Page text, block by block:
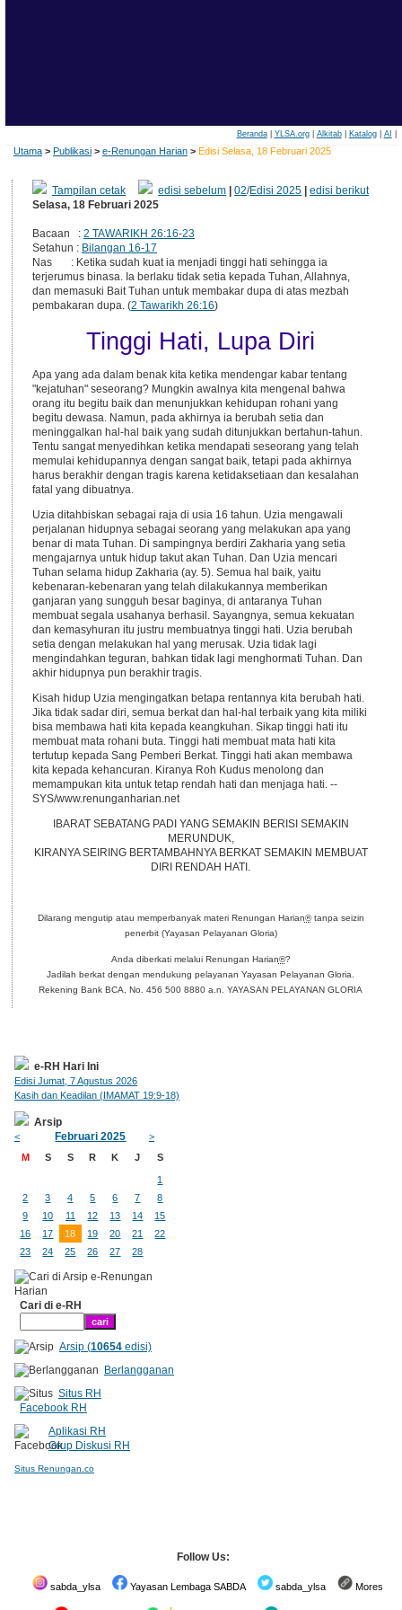
Beranda| YLSA.org| Alkitab| Katalog| AI
Utama > Publikasi > e-Renungan Harian > Edisi Selasa, 18 Februari 2025
Tampilan cetak edisi sebelum |02/Edisi 2025 |edisi berikut
Selasa, 18 Februari 2025
Bacaan : 2 TAWARIKH 26:16-23
Setahun : Bilangan 16-17
Nas : Ketika sudah kuat ia menjadi tinggi hati sehingga ia
terjerumus binasa. Ia berlaku tidak setia kepada Tuhan, Allahnya,
dan memasuki Bait Tuhan untuk membakar dupa di atas mezbah
pembakaran dupa. (2 Tawarikh 26:16)
Tinggi Hati, Lupa Diri
Apa yang ada dalam benak kita ketika mendengar kabar tentang
"kejatuhan" seseorang? Mungkin awalnya kita mengenal bahwa
orang itu begitu baik dan menunjukkan kehidupan rohani yang
begitu dewasa. Namun, pada akhirnya ia berubah setia dan
meninggalkan hal-hal baik yang sudah ditunjukkan bertahun-tahun.
Tentu sangat menyedihkan ketika mendapati seseorang yang telah
memulai kehidupannya dengan sangat baik, tetapi pada akhirnya
harus berakhir dengan tragis karena ketidaksetiaan dan kesalahan
fatal yang dibuatnya.
Uzia ditahbiskan sebagai raja di usia 16 tahun. Uzia mengawali
perjalanan hidupnya sebagai seorang yang melakukan apa yang
benar di mata Tuhan. Di sampingnya berdiri Zakharia yang setia
mengajarnya untuk hidup takut akan Tuhan. Dan Uzia mencari
Tuhan selama hidup Zakharia (ay. 5). Semua hal baik, yaitu
kebenaran-kebenaran yang telah dilakukannya memberikan
ganjaran yang sungguh besar baginya, di antaranya Tuhan
membuat segala usahanya berhasil. Sayangnya, semua kekuatan
dan kemasyhuran itu justru membuatnya tinggi hati. Uzia berubah
setia dengan melakukan hal yang merusak. Uzia tidak lagi
mengindahkan teguran, bahkan tidak lagi menghormati Tuhan. Dan
akhir hidupnya pun berakhir tragis.
Kisah hidup Uzia mengingatkan betapa rentannya kita berubah hati.
Jika tidak sadar diri, semua berkat dan hal-hal terbaik yang kita miliki
bisa membawa hati kita kepada keangkuhan. Sikap tinggi hati itu
membuat mata rohani buta. Tinggi hati membuat mata hati kita
tertutup kepada Sang Pemberi Berkat. Tinggi hati akan membawa
kita kepada kehancuran. Kiranya Roh Kudus menolong dan
memampukan kita untuk tetap rendah hati dan menjaga hati. --
SYS/www.renunganharian.net
IBARAT SEBATANG PADI YANG SEMAKIN BERISI SEMAKIN
MERUNDUK,
KIRANYA SEIRING BERTAMBAHNYA BERKAT SEMAKIN MEMBUAT
DIRI RENDAH HATI.
Dilarang mengutip atau memperbanyak materi Renungan Harian®tanpa seizin
penerbit (Yayasan Pelayanan Gloria)
Anda diberkati melalui Renungan Harian®?
Jadilah berkat dengan mendukung pelayanan Yayasan Pelayanan Gloria.
Rekening Bank BCA, No. 456 500 8880 a.n. YAYASAN PELAYANAN GLORIA
e-RH Hari Ini
Edisi Jumat, 7 Agustus 2026
Kasih dan Keadilan (IMAMAT 19:9-18)
Arsip
< Februari 2025
>
M
S S R K J S
1
2
3 4 5 6 7
8
9
10 11 12 13 14
15
16
17 18 19 20 21
22
23
24 25 26 27 28
Cari di e-RH
Arsip (10654edisi)
Berlangganan
Situs RH
Facebook RH
Aplikasi RH
Grup Diskusi RH
Situs Renungan.co
Follow Us:
sabda_ylsa Yayasan Lembaga SABDA sabda_ylsa Mores